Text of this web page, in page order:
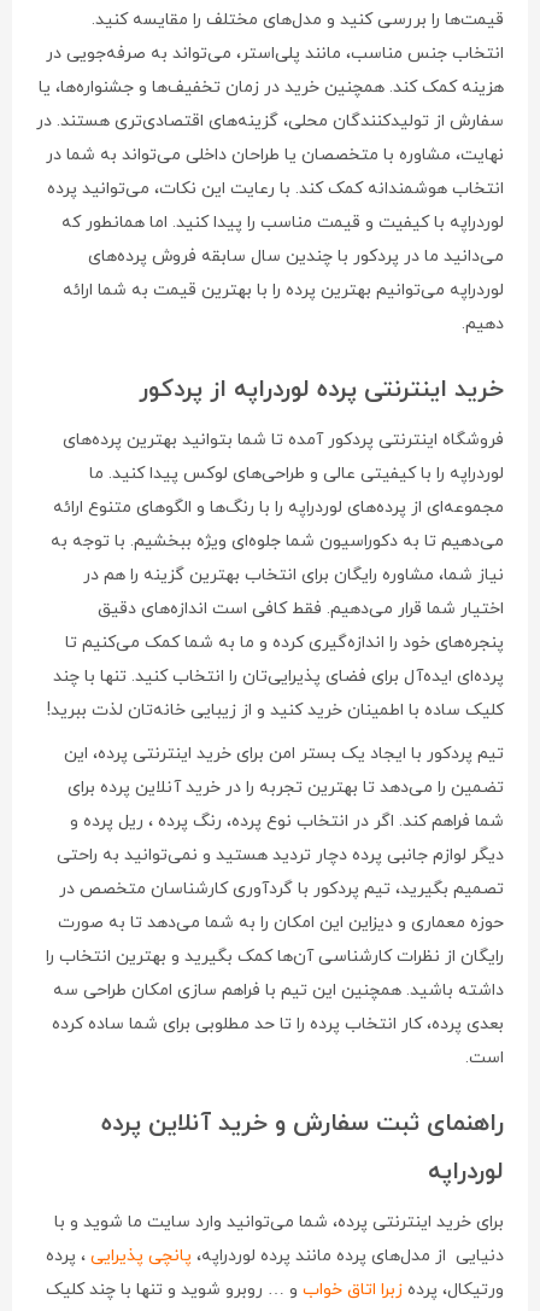
قیمت‌ها را بررسی کنید و مدل‌های مختلف را مقایسه کنید.
انتخاب جنس مناسب، مانند پلی‌استر، می‌تواند به صرفه‌جویی در
هزینه کمک کند. همچنین خرید در زمان تخفیف‌ها و جشنواره‌ها، یا
سفارش از تولیدکنندگان محلی، گزینه‌های اقتصادی‌تری هستند. در
نهایت، مشاوره با متخصصان یا طراحان داخلی می‌تواند به شما در
انتخاب هوشمندانه کمک کند. با رعایت این نکات، می‌توانید پرده
لوردراپه با کیفیت و قیمت مناسب را پیدا کنید. اما همانطور که
می‌دانید ما در پردکور با چندین سال سابقه فروش پرده‌های
لوردراپه می‌توانیم بهترین پرده را با بهترین قیمت به شما ارائه
دهیم.
خرید اینترنتی پرده لوردراپه از پردکور
فروشگاه اینترنتی پردکور آمده تا شما بتوانید بهترین پرده‌های
لوردراپه را با کیفیتی عالی و طراحی‌های لوکس پیدا کنید. ما
مجموعه‌ای از پرده‌های لوردراپه را با رنگ‌ها و الگوهای متنوع ارائه
می‌دهیم تا به دکوراسیون شما جلوه‌ای ویژه ببخشیم. با توجه به
نیاز شما، مشاوره رایگان برای انتخاب بهترین گزینه را هم در
اختیار شما قرار می‌دهیم. فقط کافی است اندازه‌های دقیق
پنجره‌های خود را اندازه‌گیری کرده و ما به شما کمک می‌کنیم تا
پرده‌ای ایده‌آل برای فضای پذیرایی‌تان را انتخاب کنید. تنها با چند
کلیک ساده با اطمینان خرید کنید و از زیبایی خانه‌تان لذت ببرید!
تیم پردکور با ایجاد یک بستر امن برای خرید اینترنتی پرده، این
تضمین را می‌دهد تا بهترین تجربه را در خرید آنلاین پرده برای
شما فراهم کند. اگر در انتخاب نوع پرده، رنگ پرده ، ریل پرده و
دیگر لوازم جانبی پرده دچار تردید هستید و نمی‌توانید به راحتی
تصمیم بگیرید، تیم پردکور با گردآوری کارشناسان متخصص در
حوزه معماری و دیزاین این امکان را به شما می‌دهد تا به صورت
رایگان از نظرات کارشناسی آن‌ها کمک بگیرید و بهترین انتخاب را
داشته باشید. همچنین این تیم با فراهم سازی امکان طراحی سه
بعدی پرده، کار انتخاب پرده را تا حد مطلوبی برای شما ساده کرده
است.
راهنمای ثبت سفارش و خرید آنلاین پرده
لوردراپه
برای خرید اینترنتی پرده، شما می‌توانید وارد سایت ما شوید و با
دنیایی از مدل‌های پرده مانند پرده لوردراپه، پانچی پذیرایی ، پرده
ورتیکال، پرده زبرا اتاق خواب و … روبرو شوید و تنها با چند کلیک